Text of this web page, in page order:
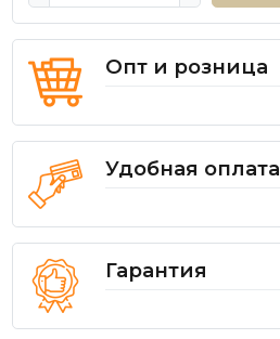
Опт и розница
Удобная оплата
Гарантия